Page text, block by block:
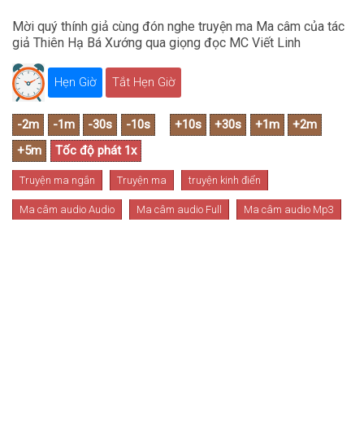
Mời quý thính giả cùng đón nghe truyện ma Ma câm của tác
giả Thiên Hạ Bá Xướng qua giọng đọc MC Viết Linh
Hẹn Giờ Tắt Hẹn Giờ
Truyện ma ngắn Truyện ma truyện kinh điển
Ma câm audio Audio Ma câm audio Full Ma câm audio Mp3